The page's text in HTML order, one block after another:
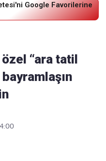
Google Favorilerine
“ara tatil